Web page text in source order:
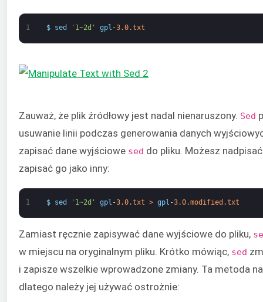
1 $ sed '1~2d' gpl -3.0.txt
Zauważ, że plik źródłowy jest nadal nienaruszony. Sed
usuwanie linii podczas generowania danych
zapisać dane wyjściowe sed do pliku. Możesz
zapisać go jako inny:
1 $ sed '1~2d' gpl -3.0.txt > gpl -3.0.modified.txt
Zamiast ręcznie zapisywać dane wyjściowe do pliku,
w miejscu na oryginalnym pliku. Krótko mówiąc, sed
i zapisze wszelkie wprowadzone zmiany. Ta metoda
dlatego należy jej używać ostrożnie: